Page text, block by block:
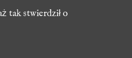
tak stwierdził o